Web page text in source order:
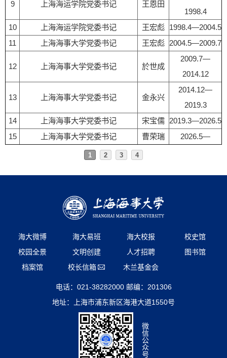
9 上海海运学院党委书记 王恩田
1998.4
10
上海海运学院党委书记 王宏彪 1998.4—2004.5
11
上海海事大学党委书记 王宏彪 2004.5—2009.7
12 上海海事大学党委书记 於世成
2009.7—
2014.12
13 上海海事大学党委书记 金永兴
2014.12—
2019.3
14
上海海事大学党委书记 宋宝儒 2019.3—2026.5
15
上海海事大学党委书记 曹荣瑞 2026.5—
1 2 3 4
海大微博 海大易班 海大校报
校史馆
校园全景
文明创建 人才招聘
图书馆
档案馆
校长信箱 木兰基金会
电话：021-38282000 邮编：201306
地址：上海市浦东新区海港大道1550号
微
信
公
众
号